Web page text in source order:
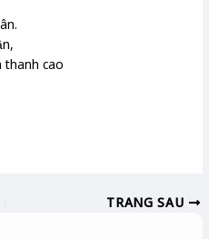
thanh cao
TRANG SAU